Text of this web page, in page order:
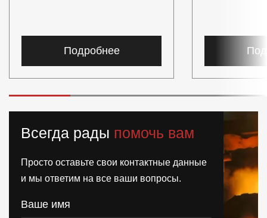
Подробнее
Всегда рады помочь вам
Просто оставьте свои контактные данные
и мы ответим на все ваши вопросы.
Ваше имя